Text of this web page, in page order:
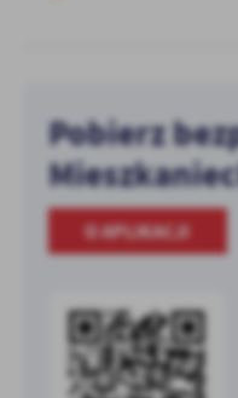
Pobierz
O APLIKACJI